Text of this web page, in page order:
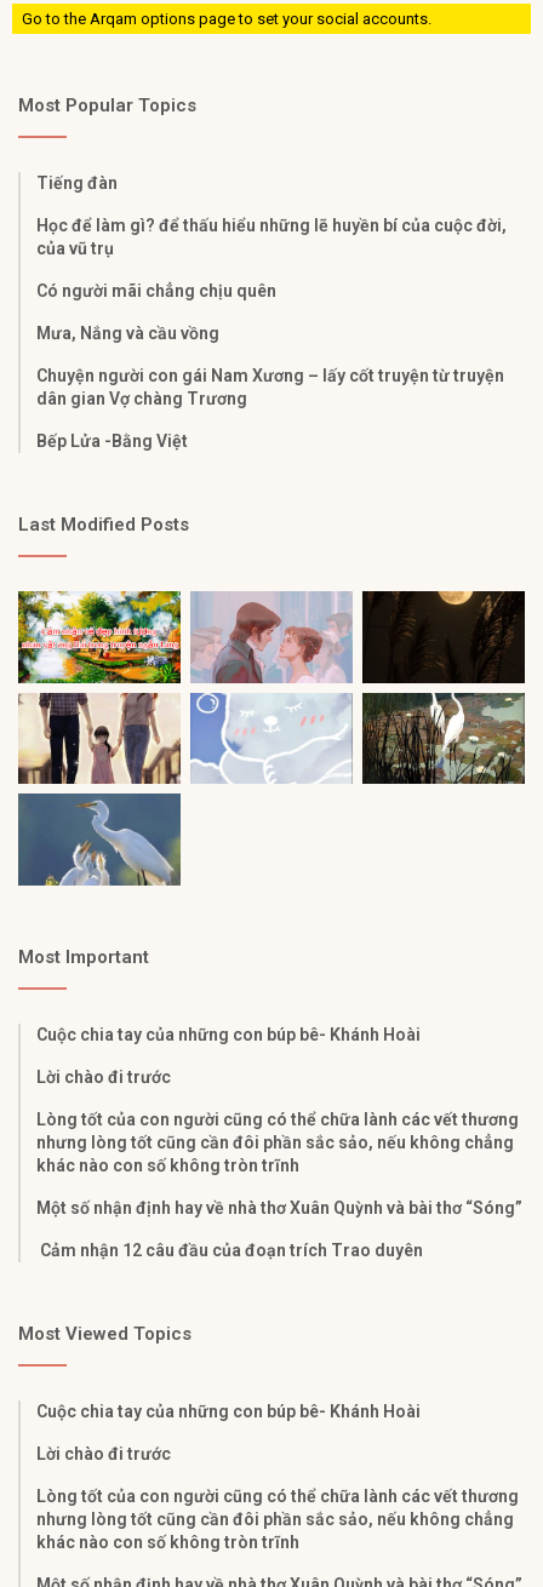
Go to the Arqam options page to set your social accounts.
Most Popular Topics
Tiếng đàn
Học để làm gì? để thấu hiểu những lẽ huyền bí của cuộc đời,
của vũ trụ
Có người mãi chẳng chịu quên
Mưa, Nắng và cầu vồng
Chuyện người con gái Nam Xương – lấy cốt truyện từ truyện
dân gian Vợ chàng Trương
Bếp Lửa -Bằng Việt
Last Modified Posts
Most Important
Cuộc chia tay của những con búp bê- Khánh Hoài
Lời chào đi trước
Lòng tốt của con người cũng có thể chữa lành các vết thương
nhưng lòng tốt cũng cần đôi phần sắc sảo, nếu không chẳng
khác nào con số không tròn trĩnh
Một số nhận định hay về nhà thơ Xuân Quỳnh và bài thơ “Sóng”
Cảm nhận 12 câu đầu của đoạn trích Trao duyên
Most Viewed Topics
Cuộc chia tay của những con búp bê- Khánh Hoài
Lời chào đi trước
Lòng tốt của con người cũng có thể chữa lành các vết thương
nhưng lòng tốt cũng cần đôi phần sắc sảo, nếu không chẳng
khác nào con số không tròn trĩnh